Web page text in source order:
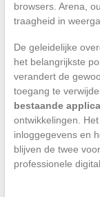
browsers. Arena,
traagheid in
De geleidelijke
het belangrijkste
verandert de
toegang te
bestaande
ontwikkelingen.
inloggegevens en
blijven de twee
professionele